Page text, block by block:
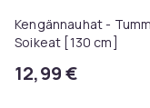
Kengännauhat -
Soikeat [130 cm]
12,99 €